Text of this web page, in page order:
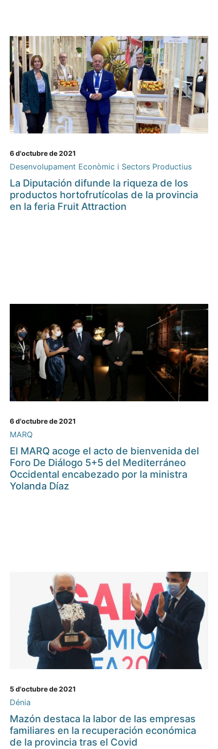
6 d'octubre de 2021
Desenvolupament Econòmic i Sectors Productius
La Diputación difunde la riqueza de los
productos hortofrutícolas de la provincia
en la feria Fruit Attraction
6 d'octubre de 2021
MARQ
El MARQ acoge el acto de bienvenida del
Foro De Diálogo 5+5 del Mediterráneo
Occidental encabezado por la ministra
Yolanda Díaz
5 d'octubre de 2021
Dénia
Mazón destaca la labor de las empresas
familiares en la recuperación económica
de la provincia tras el Covid